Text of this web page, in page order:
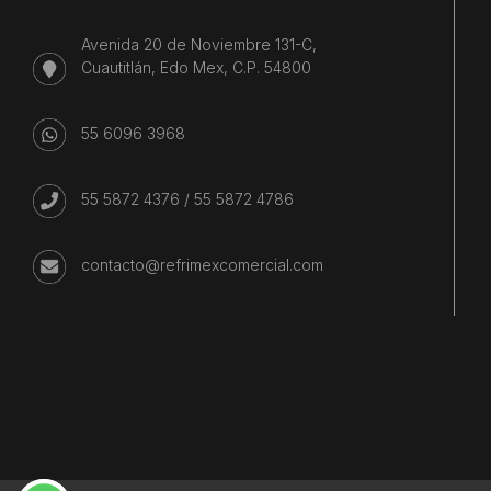
Avenida 20 de Noviembre 131-C,
Cuautitlán, Edo Mex, C.P. 54800
55 6096 3968
55 5872 4376 / 55 5872 4786
contacto@refrimexcomercial.com